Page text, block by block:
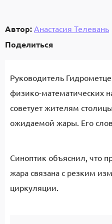
Автор: Анастасия Телевань
Поделиться
Руководитель
физико-математических
советует жителям
ожидаемой жары. Его
Синоптик объяснил, что
жара связана с резким
циркуляции.